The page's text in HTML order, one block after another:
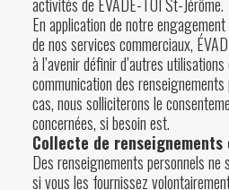
En application de notre engagement
de nos services commerciaux,
à l’avenir définir d’autres
communication des
cas, nous solliciterons le
concernées, si besoin est.
Collecte de renseignements
Des renseignements personnels ne
si vous les fournissez